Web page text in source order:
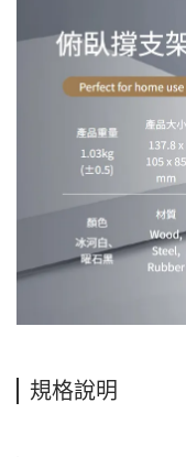
規格說明